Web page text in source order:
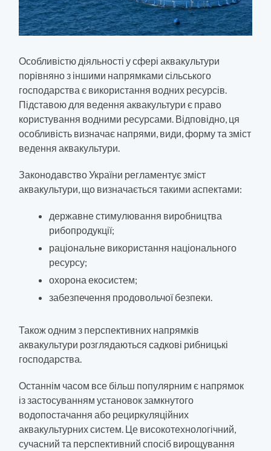
Особливістю діяльності у сфері аквакультури
порівняно з іншими напрямками сільського
господарства є використання водних ресурсів.
Підставою для ведення аквакультури є право
користування водними ресурсами. Відповідно, ця
особливість визначає напрями, види, форму та зміст
ведення аквакультури.
Законодавство України регламентує зміст
аквакультури, що визначається такими аспектами:
державне стимулювання виробництва
рибопродукції;
раціональне використання національного
ресурсу;
охорона екосистем;
забезпечення продовольчої безпеки.
Також одним з перспективних напрямків
аквакультури розглядаються садкові рибницькі
господарства.
Останнім часом все більш популярним є напрямок
із застосуванням установок замкнутого
водопостачання або рециркуляційних
аквакультурних систем. Це високотехнологічний,
сучасний та перспективний спосіб вирощування